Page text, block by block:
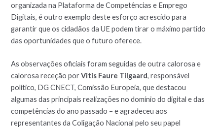
organizada na Plataforma de Competências e Emprego
Digitais, é outro exemplo deste esforço acrescido para
garantir que os cidadãos da UE podem tirar o máximo partido
das oportunidades que o futuro oferece.
As observações oficiais foram seguidas de outra calorosa e
calorosa receção porVitis Faure Tilgaard, responsável
político, DG CNECT, Comissão Europeia, que destacou
algumas das principais realizações no domínio do digital e das
competências do ano passado – e agradeceu aos
representantes da Coligação Nacional pelo seu papel